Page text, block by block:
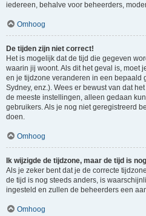
iedereen, behalve voor beheerders,
Omhoog
De tijden zijn niet correct!
Het is mogelijk dat de tijd die gegeven
waarin jij woont. Als dit het geval is, moet
en je tijdzone veranderen in een bepaald
Sydney, enz.). Wees er bewust van dat
de meeste instellingen, alleen gedaan
gebruikers. Als je nog niet geregistreerd
doen.
Omhoog
Ik wijzigde de tijdzone, maar de tijd is
Als je zeker bent dat je de correcte
de tijd is nog steeds anders, is
ingesteld en zullen de beheerders een
Omhoog